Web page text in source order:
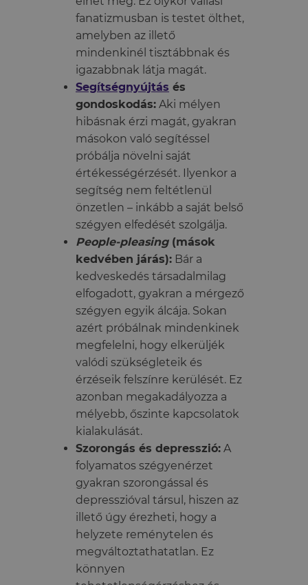
fanatizmusban is testet ölthet,
amelyben az illető
mindenkinél tisztábbnak és
igazabbnak látja magát.
Segítségnyújtás és
gondoskodás: Aki mélyen
hibásnak érzi magát, gyakran
másokon való segítéssel
próbálja növelni saját
értékességérzését. Ilyenkor a
segítség nem feltétlenül
önzetlen – inkább a saját belső
szégyen elfedését szolgálja.
People-pleasing(mások
kedvében járás): Bár a
kedveskedés társadalmilag
elfogadott, gyakran a mérgező
szégyen egyik álcája. Sokan
azért próbálnak mindenkinek
megfelelni, hogy elkerüljék
valódi szükségleteik és
érzéseik felszínre kerülését. Ez
azonban megakadályozza a
mélyebb, őszinte kapcsolatok
kialakulását.
Szorongás és depresszió: A
folyamatos szégyenérzet
gyakran szorongással és
depresszióval társul, hiszen az
illető úgy érezheti, hogy a
helyzete reménytelen és
megváltoztathatatlan. Ez
könnyen